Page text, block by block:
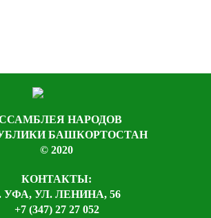
НАРОДОВ
БАШКОРТОСТАН
© 2020
КОНТАКТЫ:
УФА, УЛ. ЛЕНИНА, 56
+7 (347) 27 27 052